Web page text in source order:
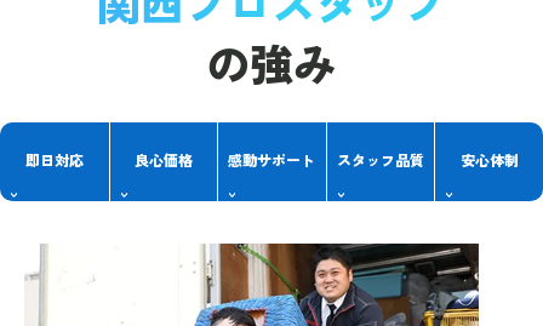
の強み
即日対応 良心価格 感動サポート スタッフ品質 安心体制